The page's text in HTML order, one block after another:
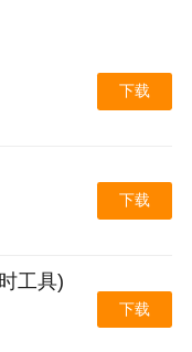
下载
下载
工具)
下载